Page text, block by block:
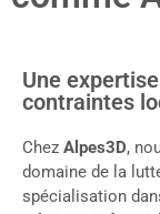
Une
contraintes
Chez Alpes3D,
domaine de la
spécialisation